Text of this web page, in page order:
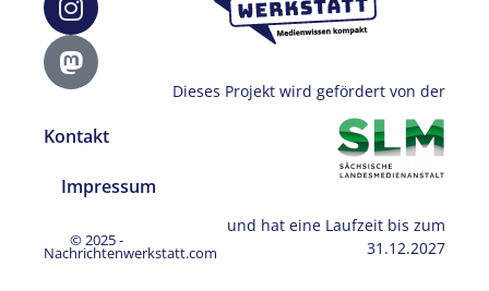
Kontakt
Impressum
© 2025 -
Nachrichtenwerkstatt.com
Dieses Projekt wird gefördert von der
und hat eine Laufzeit bis zum
31.12.2027